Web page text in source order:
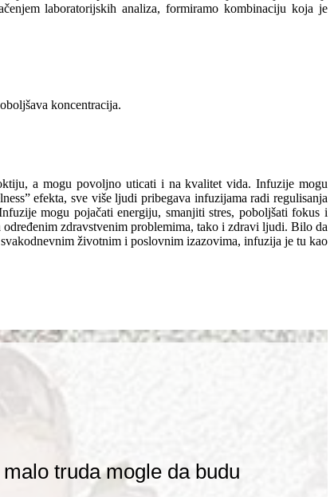
laboratorijskih analiza, formiramo kombinaciju koja je
koncentracija.
a mogu povoljno uticati i na kvalitet vida. Infuzije mogu
efekta, sve više ljudi pribegava infuzijama radi regulisanja
mogu pojačati energiju, smanjiti stres, poboljšati fokus i
zdravstvenim problemima, tako i zdravi ljudi. Bilo da
životnim i poslovnim izazovima, infuzija je tu kao
truda mogle da budu